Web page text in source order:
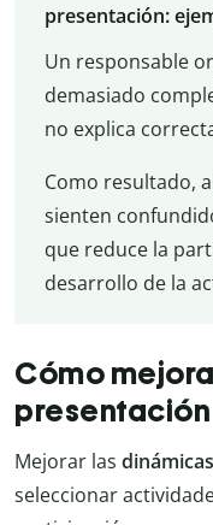
presentación:
Un responsable
demasiado
no explica
Como resultado,
sienten
que reduce la
desarrollo de la
Cómo
presentación
Mejorar las
seleccionar